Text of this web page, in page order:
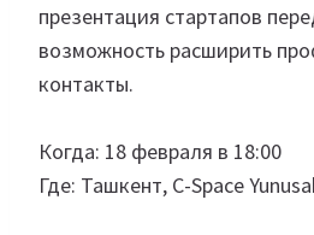
презентация стартапов
возможность расширить
контакты.
Когда: 18 февраля в 18:00
Где: Ташкент, C-Space